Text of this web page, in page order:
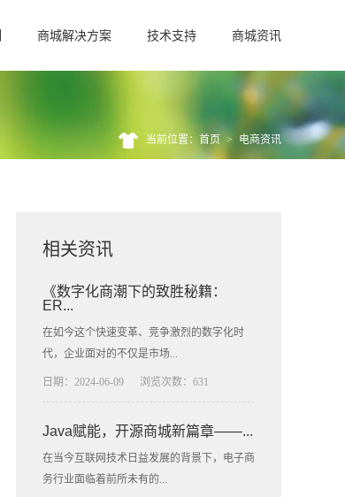
商城解决方案 技术支持 商城资讯
当前位置：首页 > 电商资讯
相关资讯
《数字化商潮下的致胜秘籍：
ER...
在如今这个快速变革、竞争激烈的数字化时
代，企业面对的不仅是市场...
日期：2024-06-09 浏览次数：631
Java赋能，开源商城新篇章——...
在当今互联网技术日益发展的背景下，电子商
务行业面临着前所未有的...